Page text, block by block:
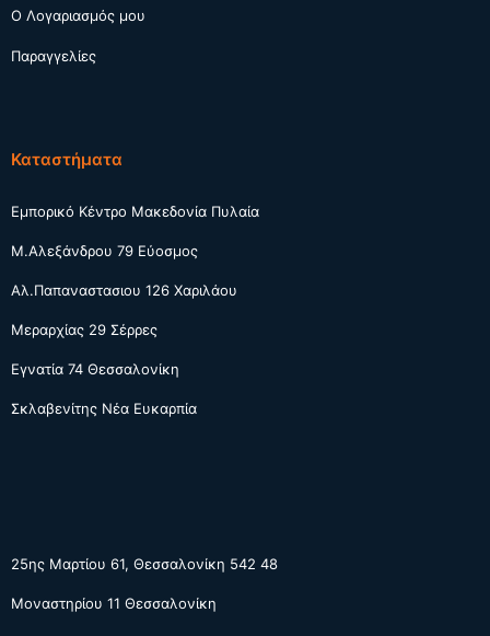
Ο Λογαριασμός μου
Παραγγελίες
Καταστήματα
Εμπορικό Κέντρο Μακεδονία Πυλαία
Μ.Αλεξάνδρου 79 Εύοσμος
Αλ.Παπαναστασιου 126 Χαριλάου
Μεραρχίας 29 Σέρρες
Εγνατία 74 Θεσσαλονίκη
Σκλαβενίτης Νέα Ευκαρπία
25ης Μαρτίου 61, Θεσσαλονίκη 542 48
Μοναστηρίου 11 Θεσσαλονίκη